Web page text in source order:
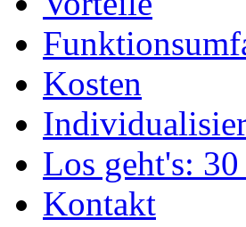
Kosten
Los geht's:
Kontakt